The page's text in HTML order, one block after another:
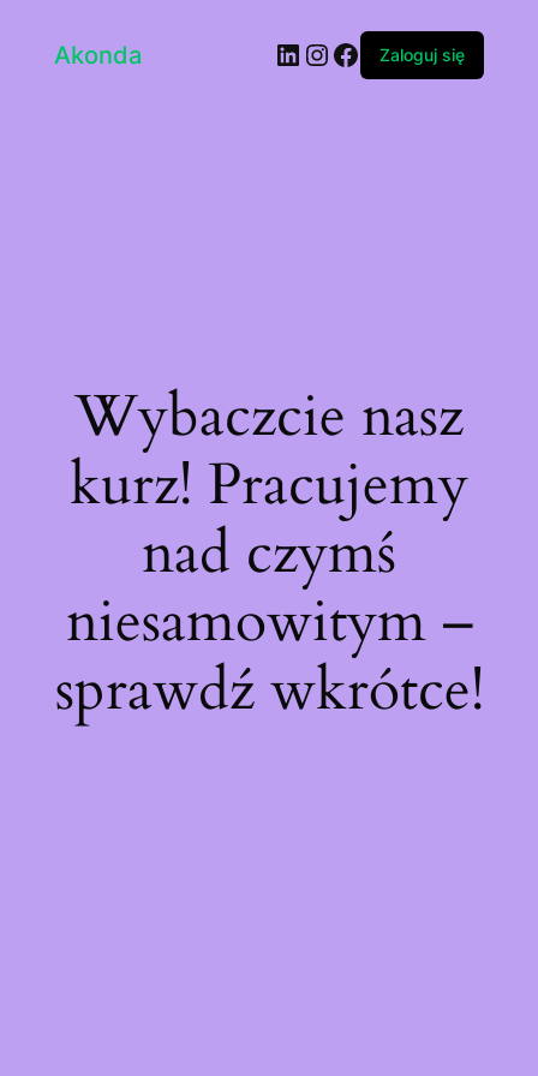
Akonda LinkedIn
Instagram
Facebook
Zaloguj się
Wybaczcie nasz
kurz! Pracujemy
nad czymś
niesamowitym –
sprawdź wkrótce!